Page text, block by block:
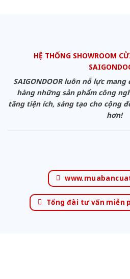
HỆ THỐNG SHOWROOM
SAIGONDOOR luôn nỗ lực
hàng những sản phẩm công
tăng tiện ích, sáng tạo cho cộng
hơn!
Tổng đài tư vấn miễn